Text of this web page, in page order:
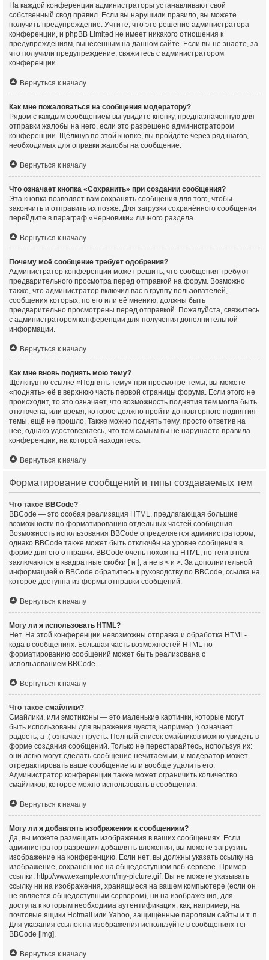
На каждой конференции администраторы устанавливают свой
собственный свод правил. Если вы нарушили правило, вы можете
получить предупреждение. Учтите, что это решение администратора
конференции, и phpBB Limited не имеет никакого отношения к
предупреждениям, вынесенным на данном сайте. Если вы не знаете, за
что получили предупреждение, свяжитесь с администратором
конференции.
Вернуться к началу
Как мне пожаловаться на сообщения модератору?
Рядом с каждым сообщением вы увидите кнопку, предназначенную для
отправки жалобы на него, если это разрешено администратором
конференции. Щёлкнув по этой кнопке, вы пройдёте через ряд шагов,
необходимых для оправки жалобы на сообщение.
Вернуться к началу
Что означает кнопка «Сохранить» при создании сообщения?
Эта кнопка позволяет вам сохранять сообщения для того, чтобы
закончить и отправить их позже. Для загрузки сохранённого сообщения
перейдите в параграф «Черновики» личного раздела.
Вернуться к началу
Почему моё сообщение требует одобрения?
Администратор конференции может решить, что сообщения требуют
предварительного просмотра перед отправкой на форум. Возможно
также, что администратор включил вас в группу пользователей,
сообщения которых, по его или её мнению, должны быть
предварительно просмотрены перед отправкой. Пожалуйста, свяжитесь
с администратором конференции для получения дополнительной
информации.
Вернуться к началу
Как мне вновь поднять мою тему?
Щёлкнув по ссылке «Поднять тему» при просмотре темы, вы можете
«поднять» её в верхнюю часть первой страницы форума. Если этого не
происходит, то это означает, что возможность поднятия тем могла быть
отключена, или время, которое должно пройти до повторного поднятия
темы, ещё не прошло. Также можно поднять тему, просто ответив на
неё, однако удостоверьтесь, что тем самым вы не нарушаете правила
конференции, на которой находитесь.
Вернуться к началу
Форматирование сообщений и типы создаваемых тем
Что такое BBCode?
BBCode — это особая реализация HTML, предлагающая большие
возможности по форматированию отдельных частей сообщения.
Возможность использования BBCode определяется администратором,
однако BBCode также может быть отключён на уровне сообщения в
форме для его отправки. BBCode очень похож на HTML, но теги в нём
заключаются в квадратные скобки [ и ], а не в < и >. За дополнительной
информацией о BBCode обратитесь к руководству по BBCode, ссылка на
которое доступна из формы отправки сообщений.
Вернуться к началу
Могу ли я использовать HTML?
Нет. На этой конференции невозможны отправка и обработка HTML-
кода в сообщениях. Большая часть возможностей HTML по
форматированию сообщений может быть реализована с
использованием BBCode.
Вернуться к началу
Что такое смайлики?
Смайлики, или эмотиконы — это маленькие картинки, которые могут
быть использованы для выражения чувств, например :) означает
радость, а :( означает грусть. Полный список смайликов можно увидеть в
форме создания сообщений. Только не перестарайтесь, используя их:
они легко могут сделать сообщение нечитаемым, и модератор может
отредактировать ваше сообщение или вообще удалить его.
Администратор конференции также может ограничить количество
смайликов, которое можно использовать в сообщении.
Вернуться к началу
Могу ли я добавлять изображения к сообщениям?
Да, вы можете размещать изображения в ваших сообщениях. Если
администратор разрешил добавлять вложения, вы можете загрузить
изображение на конференцию. Если нет, вы должны указать ссылку на
изображение, сохранённое на общедоступном веб-сервере. Пример
ссылки: http://www.example.com/my-picture.gif. Вы не можете указывать
ссылку ни на изображения, хранящиеся на вашем компьютере (если он
не является общедоступным сервером), ни на изображения, для
доступа к которым необходима аутентификация, как, например, на
почтовые ящики Hotmail или Yahoo, защищённые паролями сайты и т. п.
Для указания ссылок на изображения используйте в сообщениях тег
BBCode [img].
Вернуться к началу